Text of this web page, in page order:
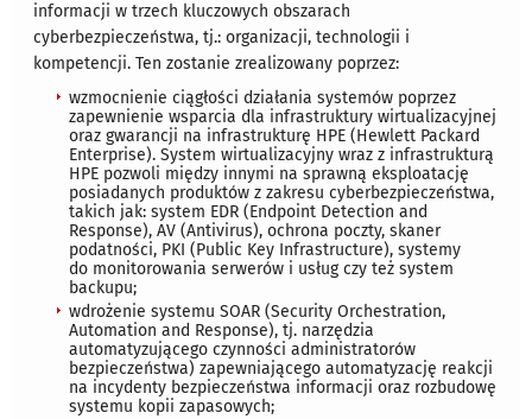
informacji w trzech kluczowych obszarach
cyberbezpieczeństwa, tj.: organizacji, technologii i
kompetencji. Ten zostanie zrealizowany poprzez:
wzmocnienie ciągłości działania systemów poprzez
zapewnienie wsparcia dla infrastruktury wirtualizacyjnej
oraz gwarancji na infrastrukturę HPE (Hewlett Packard
Enterprise). System wirtualizacyjny wraz z infrastrukturą
HPE pozwoli między innymi na sprawną eksploatację
posiadanych produktów z zakresu cyberbezpieczeństwa,
takich jak: system EDR (Endpoint Detection and
Response), AV (Antivirus), ochrona poczty, skaner
podatności, PKI (Public Key Infrastructure), systemy
do monitorowania serwerów i usług czy też system
backupu;
wdrożenie systemu SOAR (Security Orchestration,
Automation and Response), tj. narzędzia
automatyzującego czynności administratorów
bezpieczeństwa) zapewniającego automatyzację reakcji
na incydenty bezpieczeństwa informacji oraz rozbudowę
systemu kopii zapasowych;